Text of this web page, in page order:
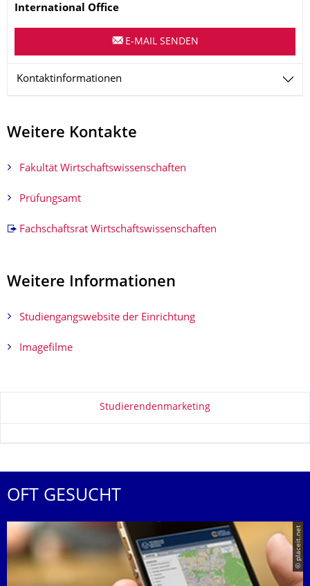
Name
International Office
E-MAIL SENDEN
Kontaktinformationen
Weitere Kontakte
Fakultät Wirtschaftswissenschaften
Prüfungsamt
Fachschaftsrat Wirtschaftswissenschaften
Weitere Informationen
Studiengangswebsite der Einrichtung
Imagefilme
Zu dieser SeiteStudierendenmarketing
OFT GESUCHT
© placeit.net